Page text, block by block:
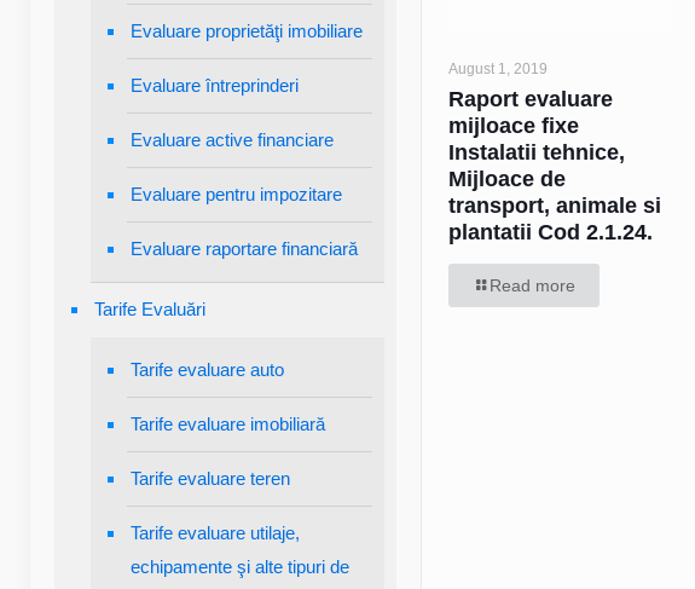
August 1, 2019
Raport evaluare
mijloace fixe
Instalatii tehnice,
Mijloace de
transport, animale si
plantatii Cod 2.1.24.
Read more
Evaluare proprietăţi imobiliare
Evaluare întreprinderi
Evaluare active financiare
Evaluare pentru impozitare
Evaluare raportare financiară
Tarife Evaluări
Tarife evaluare auto
Tarife evaluare imobiliară
Tarife evaluare teren
Tarife evaluare utilaje,
echipamente şi alte tipuri de